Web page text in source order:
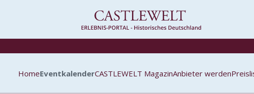
HomeEventkalenderCASTLEWELT MagazinAnbieter werden